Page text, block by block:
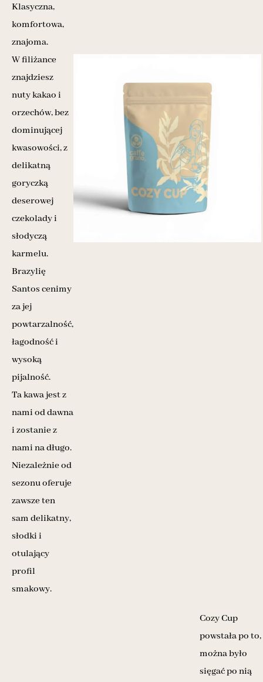
Klasyczna,
komfortowa,
znajoma.
W filiżance
znajdziesz
nuty kakao i
orzechów, bez
dominującej
kwasowości, z
delikatną
goryczką
deserowej
czekolady i
słodyczą
karmelu.
Brazylię
Santos cenimy
za jej
powtarzalność,
łagodność i
wysoką
pijalność.
Ta kawa jest z
nami od dawna
i zostanie z
nami na długo.
Niezależnie od
sezonu oferuje
zawsze ten
sam delikatny,
słodki i
otulający
profil
smakowy.
Cozy Cup
powstała po
można było
sięgać po nią